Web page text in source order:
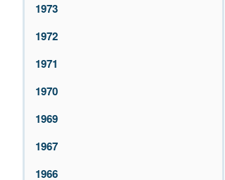
1973
1972
1971
1970
1969
1967
1966